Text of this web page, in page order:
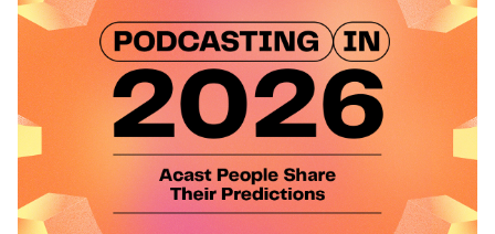
Heading 1
Heading 2
Heading 3
Heading 4